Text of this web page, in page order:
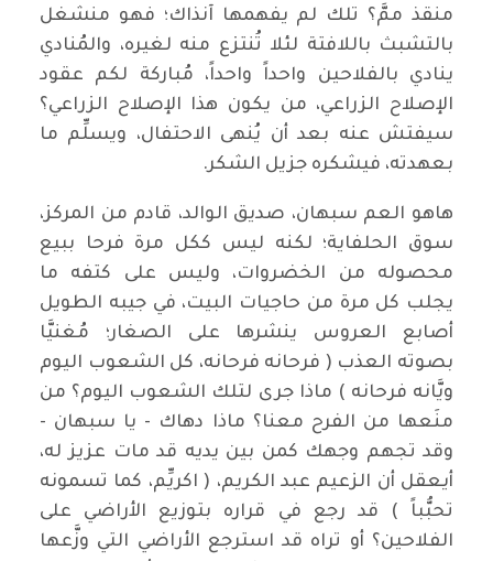
منقذ ممَّ؟ تلك لم يفهمها آنذاك؛ فهو منشغل
بالتشبث باللافتة لئلا تُنتزع منه لغيره، والمُنادي
ينادي بالفلاحين واحداً واحداً، مُباركة لكم عقود
الإصلاح الزراعي، من يكون هذا الإصلاح الزراعي؟
سيفتش عنه بعد أن يُنهى الاحتفال، ويسلِّم ما
بعهدته، فيشكره جزيل الشكر.
هاهو العم سبهان، صديق الوالد، قادم من المركز،
سوق الحلفاية؛ لكنه ليس ككل مرة فرحا ببيع
محصوله من الخضروات، وليس على كتفه ما
يجلب كل مرة من حاجيات البيت، في جيبه الطويل
أصابع العروس ينشرها على الصغار؛ مُغنيَّا
بصوته العذب ( فرحانه فرحانه، كل الشعوب اليوم
ويَّانه فرحانه ) ماذا جرى لتلك الشعوب اليوم؟ من
منَعها من الفرح معنا؟ ماذا دهاك - يا سبهان -
وقد تجهم وجهك كمن بين يديه قد مات عزيز له،
أيعقل أن الزعيم عبد الكريم، ( اكريِّم، كما تسمونه
تحبُّباً ) قد رجع في قراره بتوزيع الأراضي على
الفلاحين؟ أو تراه قد استرجع الأراضي التي وزَّعها